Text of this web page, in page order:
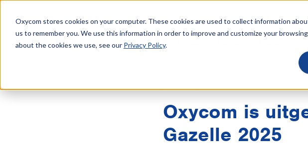
Oxycom stores cookies on your computer. These cookies are used to collect information
us to remember you. We use this information in order to improve and customize your
about the cookies we use, see our Privacy Policy.
Oxycom is
Gazelle 2025